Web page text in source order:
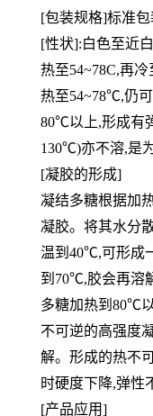
[包装规格]标准包
[性状]:白色至近
热至54~78C,再
热至54~78℃,仍
80℃以上,形成有
130℃)亦不溶,是
[凝胶的形成]
凝结多糖根据加
凝胶。将其水分
温到40℃,可形成
到70℃,胶会再溶
多糖加热到80℃
不可逆的高强度
解。形成的热不
时硬度下降,弹性
[产品应用]